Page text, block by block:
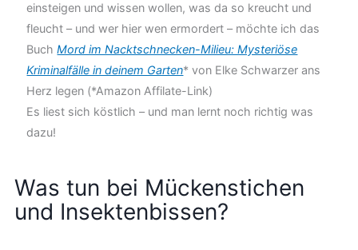
einsteigen und wissen wollen, was da so kreucht und
fleucht – und wer hier wen ermordert – möchte ich das
BuchMord im Nacktschnecken-Milieu: Mysteriöse
Kriminalfälle in deinem Garten* von Elke Schwarzer ans
Herz legen (*Amazon Affilate-Link)
Es liest sich köstlich – und man lernt noch richtig was
dazu!
Was tun bei Mückenstichen
und Insektenbissen?